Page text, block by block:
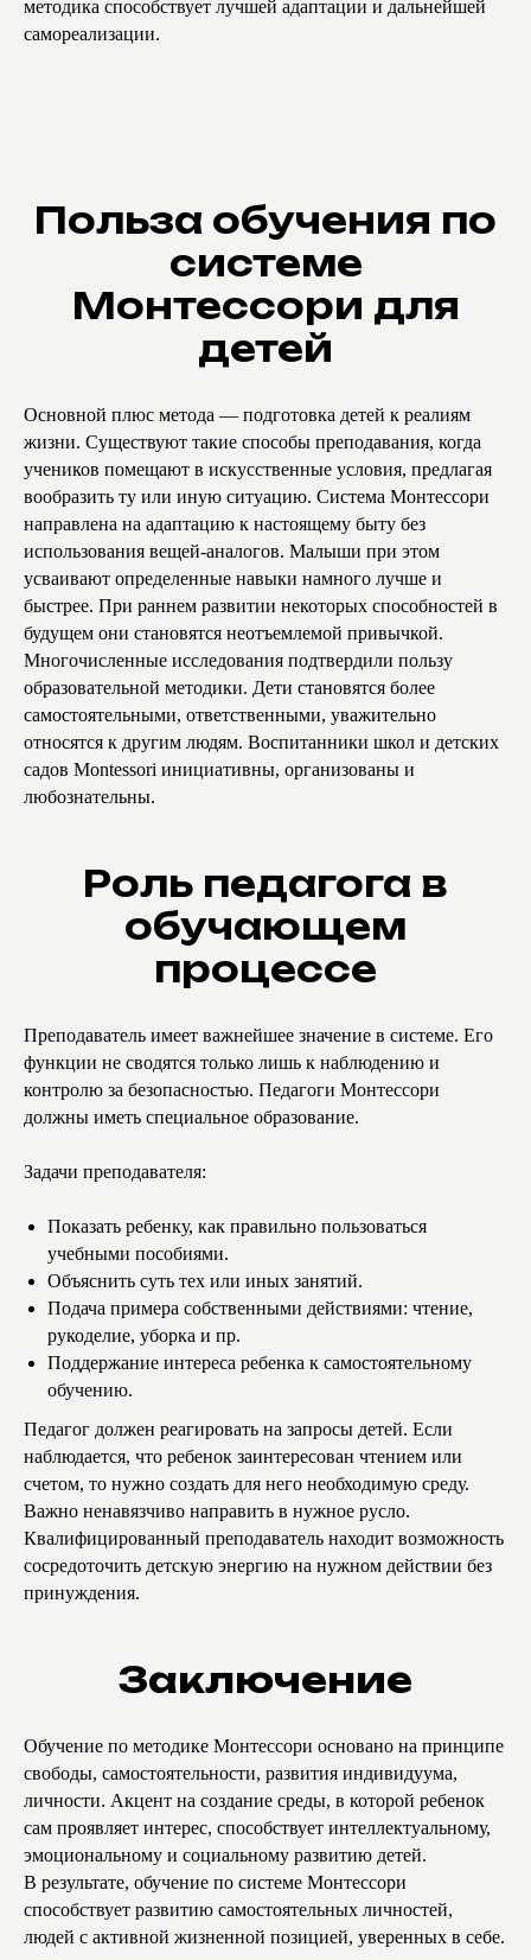
методика способствует лучшей адаптации и дальнейшей
самореализации.
Польза обучения по
системе
Монтессори для
детей
Основной плюс метода — подготовка детей к реалиям
жизни. Существуют такие способы преподавания, когда
учеников помещают в искусственные условия, предлагая
вообразить ту или иную ситуацию. Система Монтессори
направлена на адаптацию к настоящему быту без
использования вещей-аналогов. Малыши при этом
усваивают определенные навыки намного лучше и
быстрее. При раннем развитии некоторых способностей в
будущем они становятся неотъемлемой привычкой.
Многочисленные исследования подтвердили пользу
образовательной методики. Дети становятся более
самостоятельными, ответственными, уважительно
относятся к другим людям. Воспитанники школ и детских
садов Montessori инициативны, организованы и
любознательны.
Роль педагога в
обучающем
процессе
Преподаватель имеет важнейшее значение в системе. Его
функции не сводятся только лишь к наблюдению и
контролю за безопасностью. Педагоги Монтессори
должны иметь специальное образование.
Задачи преподавателя:
Показать ребенку, как правильно пользоваться
учебными пособиями.
Объяснить суть тех или иных занятий.
Подача примера собственными действиями: чтение,
рукоделие, уборка и пр.
Поддержание интереса ребенка к самостоятельному
обучению.
Педагог должен реагировать на запросы детей. Если
наблюдается, что ребенок заинтересован чтением или
счетом, то нужно создать для него необходимую среду.
Важно ненавязчиво направить в нужное русло.
Квалифицированный преподаватель находит возможность
сосредоточить детскую энергию на нужном действии без
принуждения.
Заключение
Обучение по методике Монтессори основано на принципе
свободы, самостоятельности, развития индивидуума,
личности. Акцент на создание среды, в которой ребенок
сам проявляет интерес, способствует интеллектуальному,
эмоциональному и социальному развитию детей.
В результате, обучение по системе Монтессори
способствует развитию самостоятельных личностей,
людей с активной жизненной позицией, уверенных в себе.
Главная страница
Команда
Очная школа
Заочная школа
Детский Университет
Олимпия
Партнёрская программа
Подпишитесь на наш телеграм-канал,
Политика конфиденциальности
info@olimp-plus.ru
Секретариат очного отделения: Секретариат заочного отделения:
Блог
ИНН: 7731257903, КПП: 773101001